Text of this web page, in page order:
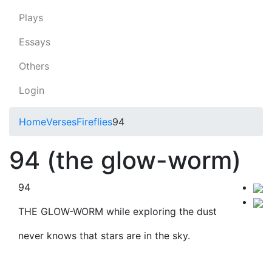
Plays
Essays
Others
Login
HomeVersesFireflies94
94 (the glow-worm)
94
THE GLOW-WORM while exploring the dust
never knows that stars are in the sky.